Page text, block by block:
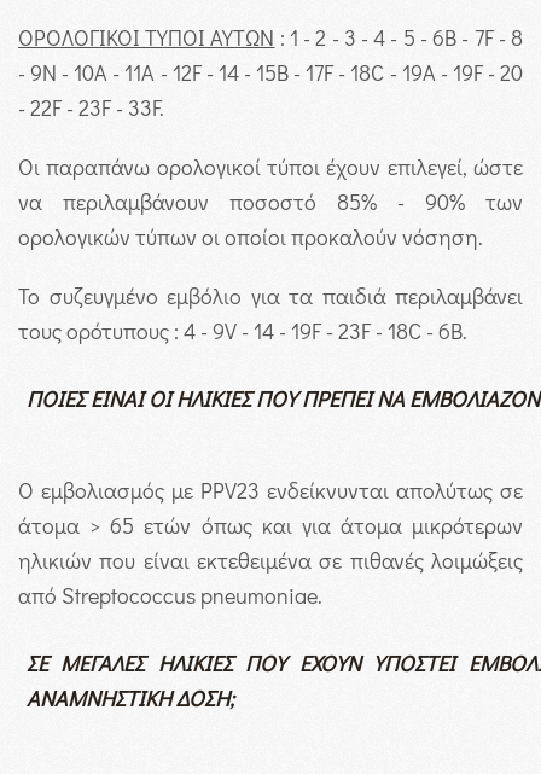
ΟΡΟΛΟΓΙΚΟΙ ΤΥΠΟΙ ΑΥΤΩΝ : 1 - 2 - 3 - 4 - 5 - 6Β - 7F - 8
- 9N - 10A - 11A - 12F - 14 - 15B - 17F - 18C - 19A - 19F - 20
- 22F - 23F - 33F.
Οι παραπάνω ορολογικοί τύποι έχουν επιλεγεί, ώστε
να περιλαμβάνουν ποσοστό 85% - 90% των
ορολογικών τύπων οι οποίοι προκαλούν νόσηση.
Το συζευγμένο εμβόλιο για τα παιδιά περιλαμβάνει
τους ορότυπους : 4 - 9V - 14 - 19F - 23F - 18C - 6B.
ΠΟΙΕΣ ΕΙΝΑΙ ΟΙ ΗΛΙΚΙΕΣ ΠΟΥ ΠΡΕΠΕΙ ΝΑ
Ο εμβολιασμός με PPV23 ενδείκνυνται απολύτως σε
άτομα > 65 ετών όπως και για άτομα μικρότερων
ηλικιών που είναι εκτεθειμένα σε πιθανές λοιμώξεις
από Streptococcus pneumoniae.
ΣΕ ΜΕΓΑΛΕΣ ΗΛΙΚΙΕΣ ΠΟΥ ΕΧΟΥΝ ΥΠΟΣΤΕΙ
ΑΝΑΜΝΗΣΤΙΚΗ ΔΟΣΗ;